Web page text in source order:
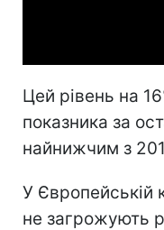
Цей рівень на
показника за
найнижчим з
У Європейській
не загрожують